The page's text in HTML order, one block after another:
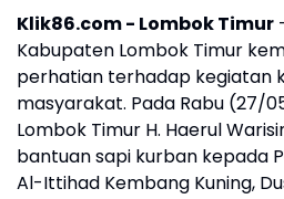
Klik86.com - Lombok Timur
Kabupaten Lombok Timur
perhatian terhadap kegiatan
masyarakat. Pada Rabu (27/
Lombok Timur H. Haerul
bantuan sapi kurban kepada
Al-Ittihad Kembang Kuning,